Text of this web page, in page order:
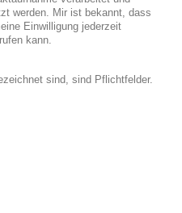
werden. Mir ist bekannt, dass
Einwilligung jederzeit
kann.
sind, sind Pflichtfelder.